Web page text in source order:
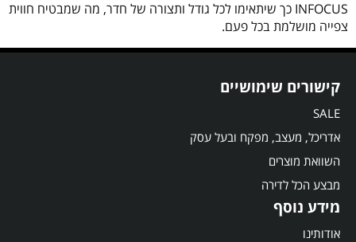
INFOCUS כך שיתאימו לכל גודל ותצורה של חדר, מה שמבטיח חווית
צפייה מושלמת בכל פעם.
קישורים שימושיים
SALE
אדריכל, מעצב, מפקח ובעל עסק
השוואת מוצרים
מבצע הכל לדירה
מידע נוסף
אודותינו